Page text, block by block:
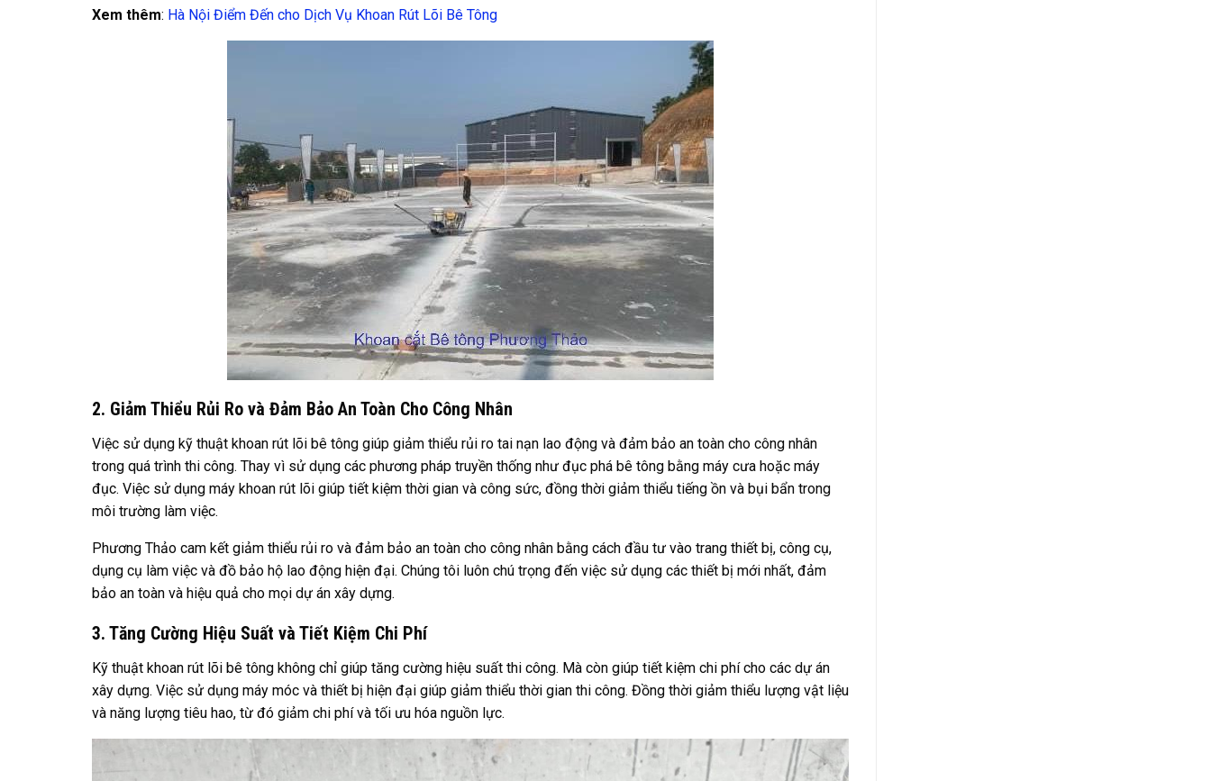
Xem thêm: Hà Nội Điểm Đến cho Dịch Vụ Khoan Rút Lõi Bê Tông
2. Giảm Thiểu Rủi Ro và Đảm Bảo An Toàn Cho Công Nhân
Việc sử dụng kỹ thuật khoan rút lõi bê tông giúp giảm thiểu rủi ro tai nạn lao động và đảm bảo an toàn cho công nhân
trong quá trình thi công. Thay vì sử dụng các phương pháp truyền thống như đục phá bê tông bằng máy cưa hoặc máy
đục. Việc sử dụng máy khoan rút lõi giúp tiết kiệm thời gian và công sức, đồng thời giảm thiểu tiếng ồn và bụi bẩn trong
môi trường làm việc.
Phương Thảo cam kết giảm thiểu rủi ro và đảm bảo an toàn cho công nhân bằng cách đầu tư vào trang thiết bị, công cụ,
dụng cụ làm việc và đồ bảo hộ lao động hiện đại. Chúng tôi luôn chú trọng đến việc sử dụng các thiết bị mới nhất, đảm
bảo an toàn và hiệu quả cho mọi dự án xây dựng.
3. Tăng Cường Hiệu Suất và Tiết Kiệm Chi Phí
Kỹ thuật khoan rút lõi bê tông không chỉ giúp tăng cường hiệu suất thi công. Mà còn giúp tiết kiệm chi phí cho các dự án
xây dựng. Việc sử dụng máy móc và thiết bị hiện đại giúp giảm thiểu thời gian thi công. Đồng thời giảm thiểu lượng vật liệu
và năng lượng tiêu hao, từ đó giảm chi phí và tối ưu hóa nguồn lực.